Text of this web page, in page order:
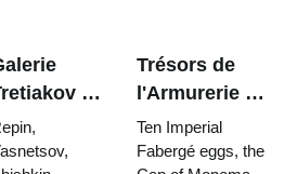
:
chefs-
à
Trésors de
l'Armurerie du
Kremlin :
œufs Fabergé,
Ten Imperial
Fabergé eggs, the